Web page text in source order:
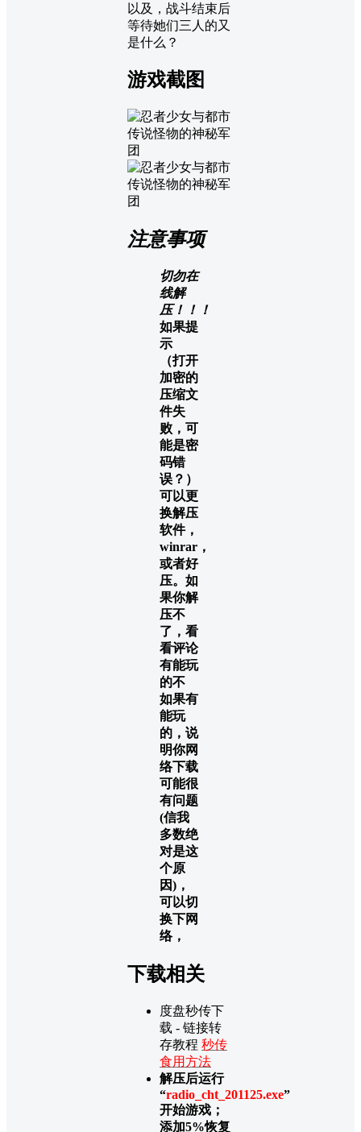
以及，战斗结束后
等待她们三人的又
是什么？
游戏截图
注意事项
切勿在
线解
压！！！
如果提
示
（打开
加密的
压缩文
件失
败，可
能是密
码错
误？）
可以更
换解压
软件，
winrar，
或者好
压。如
果你解
压不
了，看
看评论
有能玩
的不
如果有
能玩
的，说
明你网
络下载
可能很
有问题
(信我
多数绝
对是这
个原
因)，
可以切
换下网
络，
下载相关
度盘秒传下
载 - 链接转
存教程 秒传
食用方法
解压后运行
“radio_cht_201125.exe”
开始游戏；
添加5%恢复